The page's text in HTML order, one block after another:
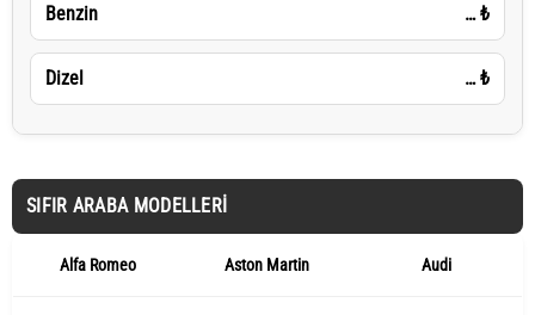
Benzin … ₺
Dizel … ₺
SIFIR ARABA MODELLERI
Alfa Romeo Aston Martin Audi